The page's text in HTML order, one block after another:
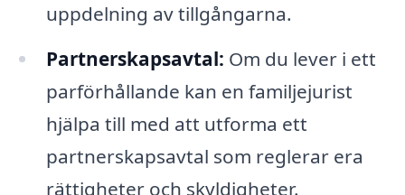
uppdelning av tillgångarna.
Partnerskapsavtal: Om du lever i ett
parförhållande kan en familjejurist
hjälpa till med att utforma ett
partnerskapsavtal som reglerar era
rättigheter och skyldigheter.